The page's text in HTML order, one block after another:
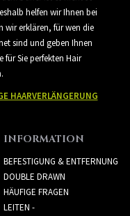
helfen wir Ihnen bei
wir erklären, für wen die
sind und geben Ihnen
für Sie perfekten Hair
HAARVERLÄNGERUNG
INFORMATION
BEFESTIGUNG & ENTFERNUNG
DOUBLE DRAWN
HÄUFIGE FRAGEN
LEITEN -